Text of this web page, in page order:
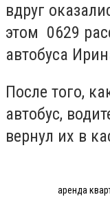
вдруг
этом 0629
автобуса
После того,
автобус,
вернул их в
аренда